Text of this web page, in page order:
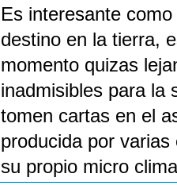
Es interesante
destino en la tierra,
momento quizas
inadmisibles para la
tomen cartas en el
producida por
su propio micro